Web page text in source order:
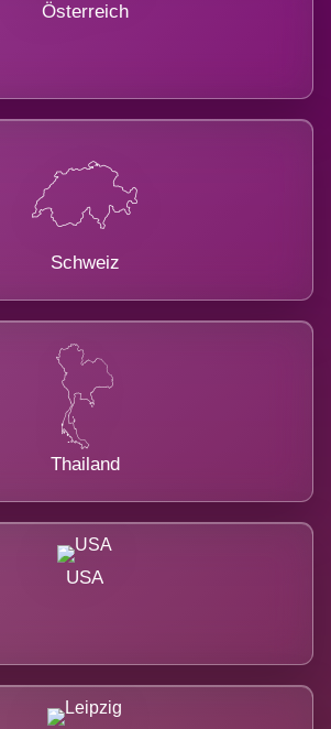
Österreich
Schweiz
Thailand
USA